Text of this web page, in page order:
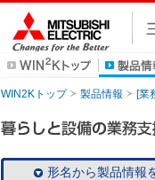
WIN2Kトップ 製品情報 [業
形名から製品情報